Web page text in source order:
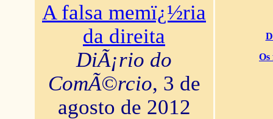
A falsa memï¿½ria
da direita
DiÃ¡rio do
ComÃ©rcio, 3 de
agosto de 2012
Os